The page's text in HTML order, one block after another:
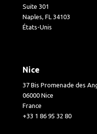
Suite 301
Naples, FL 34103
États-Unis
Nice
37 Bis Promenade des
06000 Nice
France
+33 1 86 95 32 80